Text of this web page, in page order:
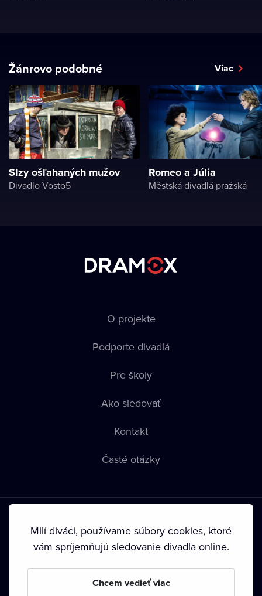
Žánrovo podobné Viac
Slzy ošľahaných mužov
Divadlo Vosto5
Romeo a Júlia
Městská divadlá pražská
O projekte
Podporte divadlá
Pre školy
Ako sledovať
Kontakt
Časté otázky
používania Cookies• Autorské práva
Milí diváci, používame súbory cookies, ktoré
vám spríjemňujú sledovanie divadla online.
Chcem vedieť viac